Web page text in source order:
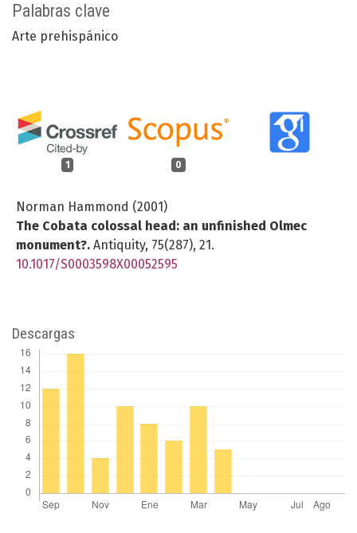
Palabras clave
Arte prehispánico
1 0
Norman Hammond (2001)
The Cobata colossal head: an unfinished Olmec
monument?. Antiquity, 75(287), 21.
10.1017/S0003598X00052595
Descargas